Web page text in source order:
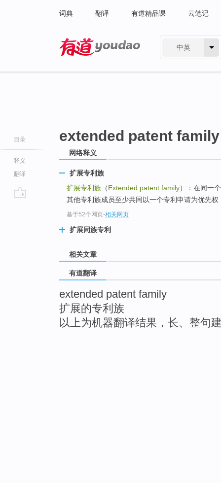
词典 翻译 有道精品课 云笔记
中英
目录
释义
翻译
extended patent family
网络释义
扩展专利族
扩展专利族 （Extended patent family）：在同一
其他专利族成员至少共同以一个专利申请为优先
基于52个网页-相关网页
扩展同族专利
相关文章
有道翻译
extended patent family
扩展的专利族
以上为机器翻译结果，长、整句